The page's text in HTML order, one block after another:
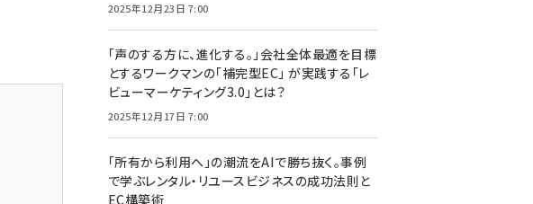
2025年12月23日 7:00
「声のする方に、進化する。」会社全体最適を目標
とするワークマンの「補完型EC」 が実践する「レ
ビューマーケティング3.0」とは？
2025年12月17日 7:00
「所有から利用へ」の潮流をAIで勝ち抜く。事例
で学ぶレンタル・リユースビジネスの成功法則と
EC構築術